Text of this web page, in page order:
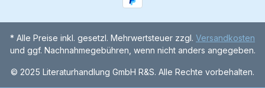
* Alle Preise inkl. gesetzl. Mehrwertsteuer zzgl. Versandkosten
und ggf. Nachnahmegebühren, wenn nicht anders angegeben.
© 2025 Literaturhandlung GmbH R&S. Alle Rechte vorbehalten.